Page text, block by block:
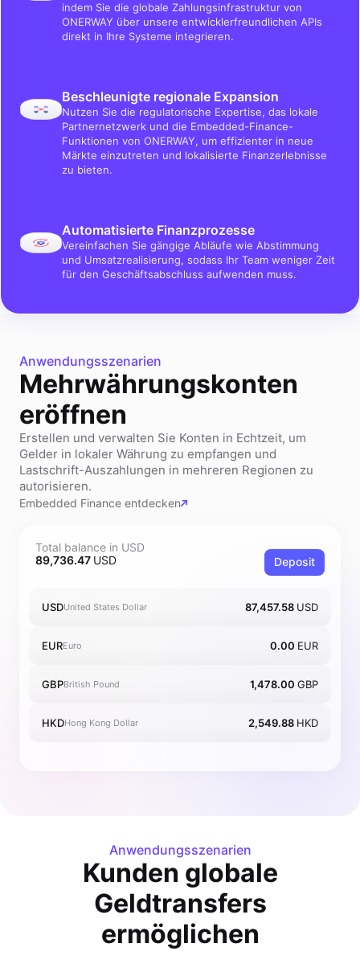
indem Sie die globale Zahlungsinfrastruktur von
ONERWAY über unsere entwicklerfreundlichen APIs
direkt in Ihre Systeme integrieren.
Beschleunigte regionale Expansion
Nutzen Sie die regulatorische Expertise, das lokale
Partnernetzwerk und die Embedded-Finance-
Funktionen von ONERWAY, um effizienter in neue
Märkte einzutreten und lokalisierte Finanzerlebnisse
zu bieten.
Automatisierte Finanzprozesse
Vereinfachen Sie gängige Abläufe wie Abstimmung
und Umsatzrealisierung, sodass Ihr Team weniger Zeit
für den Geschäftsabschluss aufwenden muss.
Total balance in USD
89,736.47 USD Deposit
USDUnited States Dollar 87,457.58 USD
EUREuro 0.00 EUR
GBPBritish Pound 1,478.00 GBP
HKDHong Kong Dollar 2,549.88 HKD
Anwendungsszenarien
Mehrwährungskonten
eröffnen
Erstellen und verwalten Sie Konten in Echtzeit, um
Gelder in lokaler Währung zu empfangen und
Lastschrift-Auszahlungen in mehreren Regionen zu
autorisieren.
Embedded Finance entdecken
Anwendungsszenarien
Kunden globale
Geldtransfers
ermöglichen